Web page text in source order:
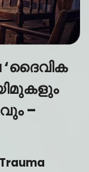
–
Trauma